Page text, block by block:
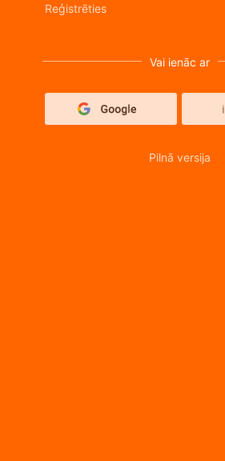
Reģistrēties
Vai ienāc ar
Pilnā versija